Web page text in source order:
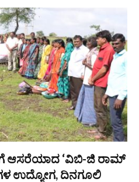
ಆಸರೆಯಾದ ‘ವಿಬಿ-ಜಿ ರಾಮ್
ಉದ್ಯೋಗ, ದಿನಗೂಲಿ